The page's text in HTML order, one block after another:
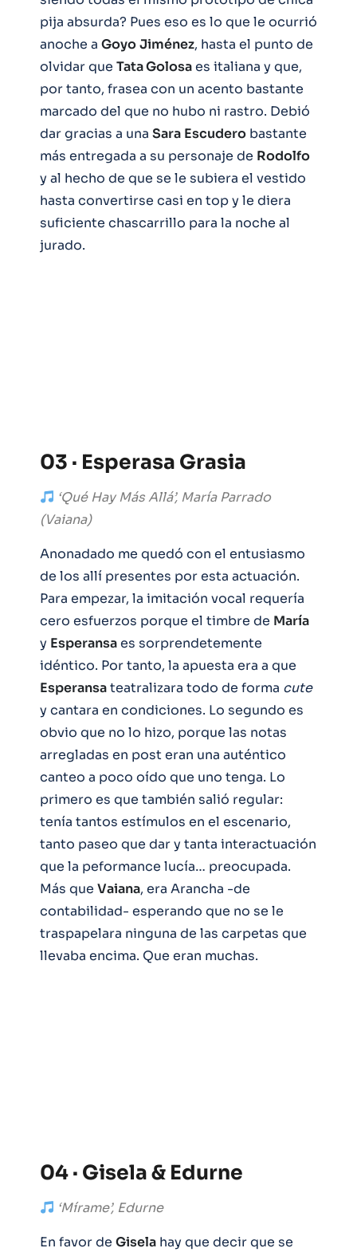
pija absurda? Pues eso es lo que le ocurrió
anoche a GoyoJiménez, hasta el punto de
olvidar que Tata Golosaes italiana y que,
por tanto, frasea con un acento bastante
marcado del que no hubo ni rastro. Debió
dar gracias a una Sara Escudero bastante
más entregada a su personaje de Rodolfo
y al hecho de que se le subiera el vestido
hasta convertirse casi en top y le diera
suficiente chascarrillo para la noche al
jurado.
03 · Esperasa Grasia
‘Qué Hay Más Allá’, María Parrado
(Vaiana)
Anonadado me quedó con el entusiasmo
de los allí presentes por esta actuación.
Para empezar, la imitación vocal requería
cero esfuerzos porque el timbre de María
y Esperansaes sorprendetemente
idéntico. Por tanto, la apuesta era a que
Esperansateatralizara todo de forma cute
y cantara en condiciones. Lo segundo es
obvio que no lo hizo, porque las notas
arregladas en post eran una auténtico
canteo a poco oído que uno tenga. Lo
primero es que también salió regular:
tenía tantos estímulos en el escenario,
tanto paseo que dar y tanta interactuación
que la peformance lucía… preocupada.
Más que Vaiana, era Arancha -de
contabilidad- esperando que no se le
traspapelara ninguna de las carpetas que
llevaba encima. Que eran muchas.
04 · Gisela & Edurne
‘Mírame’, Edurne
En favor de Gisela hay que decir que se